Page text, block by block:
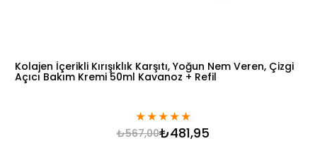
Kolajen İçerikli Kırışıklık Karşıtı, Yoğun Nem Veren, Çizgi
Açıcı Bakım Kremi 50ml Kavanoz + Refil
★★★★★
₺481,95
₺567,00